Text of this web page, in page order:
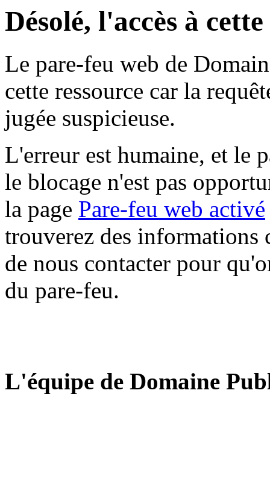
Désolé, l'accès à
Le pare-feu web de
cette ressource car la
jugée suspicieuse.
L'erreur est humaine, et le
le blocage n'est pas
la page Pare-feu web activé
trouverez des informations
de nous contacter pour
du pare-feu.
L'équipe de Domaine